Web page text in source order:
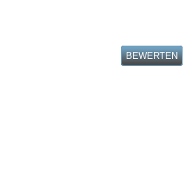
BEWERTEN